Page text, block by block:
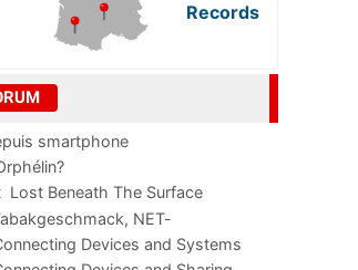
Records
smartphone
Lost Beneath The Surface
NET-
Leistung imDevices and Systems